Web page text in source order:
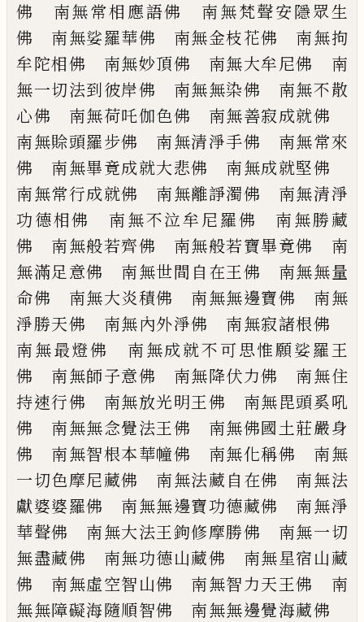
佛
南無常相應語佛 南無梵聲安隱眾生
佛 南無娑羅華佛 南無金枝花佛 南無拘
牟陀相佛 南無妙頂佛 南無大牟尼佛 南
無一切法到彼岸佛 南無無染佛 南無不散
心佛 南無荷吒伽色佛 南無善寂成就佛
南無賒頭羅步佛 南無清淨手佛 南無常來
佛 南無畢竟成就大悲佛 南無成就堅佛
南無常行成就佛 南無離諍濁佛 南無清淨
功德相佛 南無不泣牟尼羅佛 南無勝藏
佛 南無般若齊佛 南無般若寶畢竟佛 南
無滿足意佛 南無世間自在王佛 南無無量
命佛 南無大炎積佛
南無無邊寶佛 南無
淨勝天佛 南無內外淨佛 南無寂諸根佛
南無最燈佛 南無成就不可思惟願娑羅王
佛 南無師子意佛 南無降伏力佛 南無住
持速行佛 南無放光明王佛 南無毘頭奚吼
佛 南無無念覺法王佛 南無佛國土莊嚴身
佛 南無智根本華幢佛 南無化稱佛 南無
一切色摩尼藏佛 南無法藏自在佛 南無法
獻婆婆羅佛 南無無邊寶功德藏佛 南無淨
華聲佛 南無大法王鉤修摩勝佛 南無一切
無盡藏佛 南無功德山藏佛 南無星宿山藏
佛 南無虛空智山佛 南無智力天王佛 南
無無障礙海隨順智佛 南無無邊覺海藏佛